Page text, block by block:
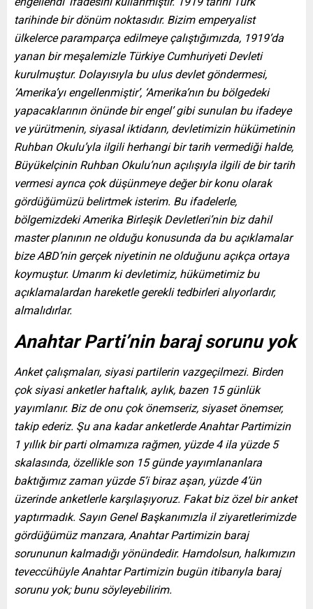
tarihinde bir dönüm noktasıdır. Bizim emperyalist
ülkelerce paramparça edilmeye çalıştığımızda, 1919’da
yanan bir meşalemizle Türkiye Cumhuriyeti Devleti
kurulmuştur. Dolayısıyla bu ulus devlet göndermesi,
‘Amerika’yı engellenmiştir’, ‘Amerika’nın bu bölgedeki
yapacaklarının önünde bir engel’ gibi sunulan bu ifadeye
ve yürütmenin, siyasal iktidarın, devletimizin hükümetinin
Ruhban Okulu’yla ilgili herhangi bir tarih vermediği halde,
Büyükelçinin Ruhban Okulu’nun açılışıyla ilgili de bir tarih
vermesi ayrıca çok düşünmeye değer bir konu olarak
gördüğümüzü belirtmek isterim. Bu ifadelerle,
bölgemizdeki Amerika Birleşik Devletleri’nin biz dahil
master planının ne olduğu konusunda da bu açıklamalar
bize ABD’nin gerçek niyetinin ne olduğunu açıkça ortaya
koymuştur. Umarım ki devletimiz, hükümetimiz bu
açıklamalardan hareketle gerekli tedbirleri alıyorlardır,
almalıdırlar.
Anahtar Parti’nin baraj sorunu yok
Anket çalışmaları, siyasi partilerin vazgeçilmezi. Birden
çok siyasi anketler haftalık, aylık, bazen 15 günlük
yayımlanır. Biz de onu çok önemseriz, siyaset önemser,
takip ederiz. Şu ana kadar anketlerde Anahtar Partimizin
1 yıllık bir parti olmamıza rağmen, yüzde 4 ila yüzde 5
skalasında, özellikle son 15 günde yayımlananlara
baktığımız zaman yüzde 5’i biraz aşan, yüzde 4’ün
üzerinde anketlerle karşılaşıyoruz. Fakat biz özel bir anket
yaptırmadık. Sayın Genel Başkanımızla il ziyaretlerimizde
gördüğümüz manzara, Anahtar Partimizin baraj
sorununun kalmadığı yönündedir. Hamdolsun, halkımızın
teveccühüyle Anahtar Partimizin bugün itibarıyla baraj
sorunu yok; bunu söyleyebilirim.